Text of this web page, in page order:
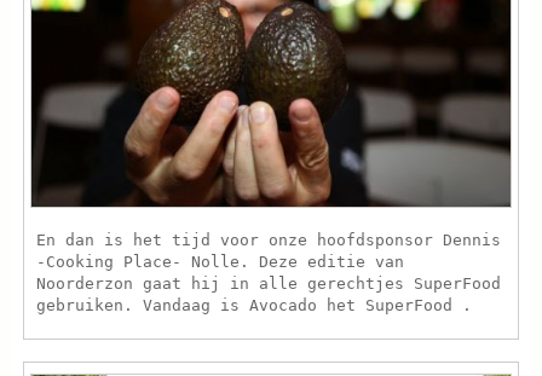
En dan is het tijd voor onze hoofdsponsor Dennis
-Cooking Place- Nolle. Deze editie van
Noorderzon gaat hij in alle gerechtjes SuperFood
gebruiken. Vandaag is Avocado het SuperFood .